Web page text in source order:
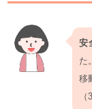
安
た。
移